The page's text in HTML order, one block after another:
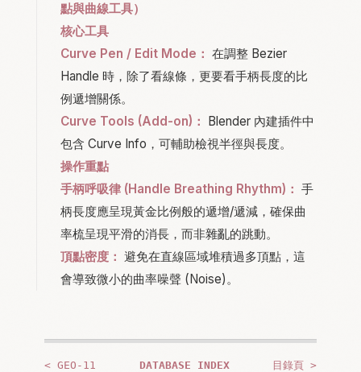
點與曲線工具）
核心工具
Curve Pen / Edit Mode： 在調整 Bezier
Handle 時，除了看線條，更要看手柄長度的比
例遞增關係。
Curve Tools (Add-on)： Blender 內建插件中
包含 Curve Info，可輔助檢視半徑與長度。
操作重點
手柄呼吸律 (Handle Breathing Rhythm)： 手
柄長度應呈現黃金比例般的遞增/遞減，確保曲
率梳呈現平滑的消長，而非雜亂的跳動。
頂點密度： 避免在直線區域堆積過多頂點，這
會導致微小的曲率噪聲 (Noise)。
< GEO-11 DATABASE INDEX 目錄頁 >